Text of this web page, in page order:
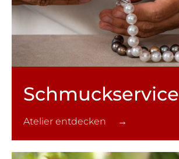
Schmuck­service
Atelier entdecken →